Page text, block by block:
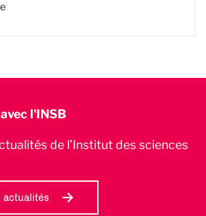
l'INSB
de l’Institut des sciences
actualités